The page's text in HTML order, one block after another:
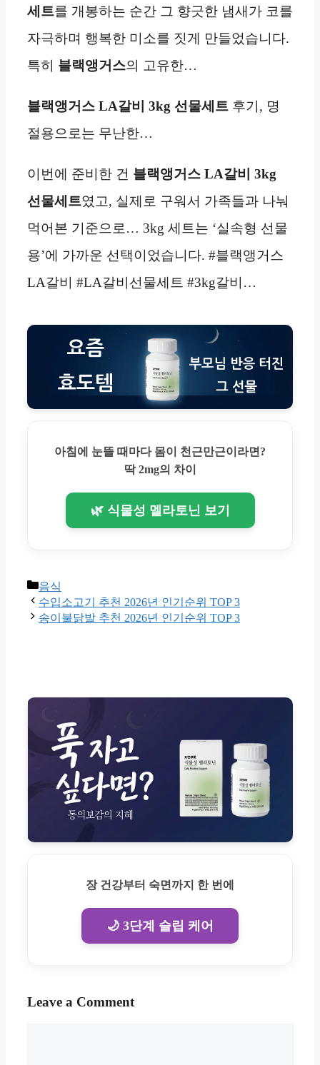
세트를 개봉하는 순간 그 향긋한 냄새가 코를
자극하며 행복한 미소를 짓게 만들었습니다.
특히 블랙앵거스의 고유한…
블랙앵거스 LA갈비 3kg 선물세트 후기, 명
절용으로는 무난한…
이번에 준비한 건 블랙앵거스 LA갈비 3kg
선물세트였고, 실제로 구워서 가족들과 나눠
먹어본 기준으로… 3kg 세트는 ‘실속형 선물
용’에 가까운 선택이었습니다. #블랙앵거스
LA갈비 #LA갈비선물세트 #3kg갈비…
아침에 눈뜰 때마다 몸이 천근만근이라면?
딱 2mg의 차이
🌿 식물성 멜라토닌 보기
Categories
음식
수입소고기 추천 2026년 인기순위 TOP 3
송이불닭발 추천 2026년 인기순위 TOP 3
장 건강부터 숙면까지 한 번에
🌙 3단계 슬립 케어
Leave a Comment